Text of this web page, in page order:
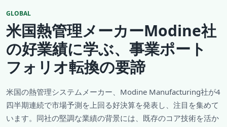
GLOBAL
米国熱管理メーカーModine社
の好業績に学ぶ、事業ポート
フォリオ転換の要諦
米国の熱管理システムメーカー、Modine Manufacturing社が4
四半期連続で市場予測を上回る好決算を発表し、注目を集めて
います。同社の堅調な業績の背景には、既存のコア技術を活か